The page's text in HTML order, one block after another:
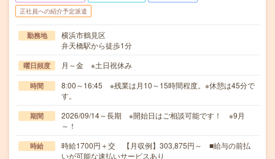
正社員への紹介予定派遣
勤務地
横浜市鶴見区
弁天橋駅から徒歩1分
曜日頻度 月～金 ※土日祝休み
時間
8:00～16:45 ※残業は月10～15時間程度。※休憩は45分で
す。
期間
2026/09/14～長期 ※開始日はご相談可能です！ ※9月
～！
時給
時給1700円＋交 【月収例】303,875円～ ■給与の前払
いが可能な速払いサービスあり